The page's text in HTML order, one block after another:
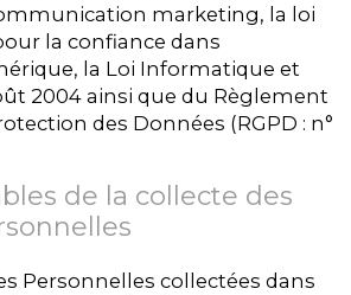
marketing, la loi
la confiance dans
la Loi Informatique et
2004 ainsi que du Règlement
des Données (RGPD : n°
de la collecte des
Personnelles collectées dans